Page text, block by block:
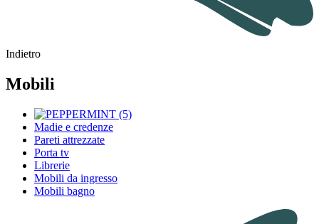
Indietro
Mobili
Madie e credenze
Pareti attrezzate
Porta tv
Librerie
Mobili da ingresso
Mobili bagno